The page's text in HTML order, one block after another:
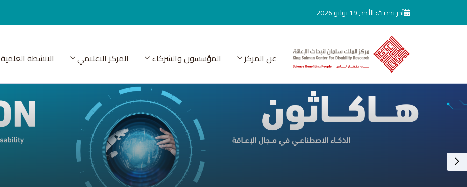
تجاوز إلى المحتوى الرئيسيآخر تحديث: الأحد, 19 يوليو 2026
عن المركز المؤسسون والشركاء المركز الاعلامي الانشطة العلمية